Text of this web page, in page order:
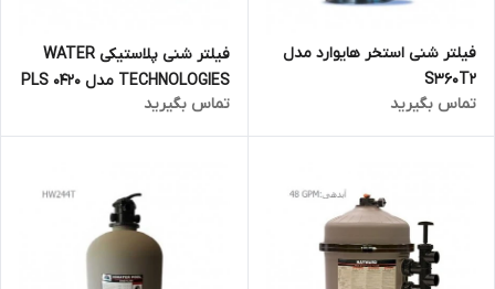
فیلتر شنی استخر هایوارد مدل
S360T2
تماس بگیرید
فیلتر شنی پلاستیکی WATER
TECHNOLOGIES مدل PLS 0420
تماس بگیرید